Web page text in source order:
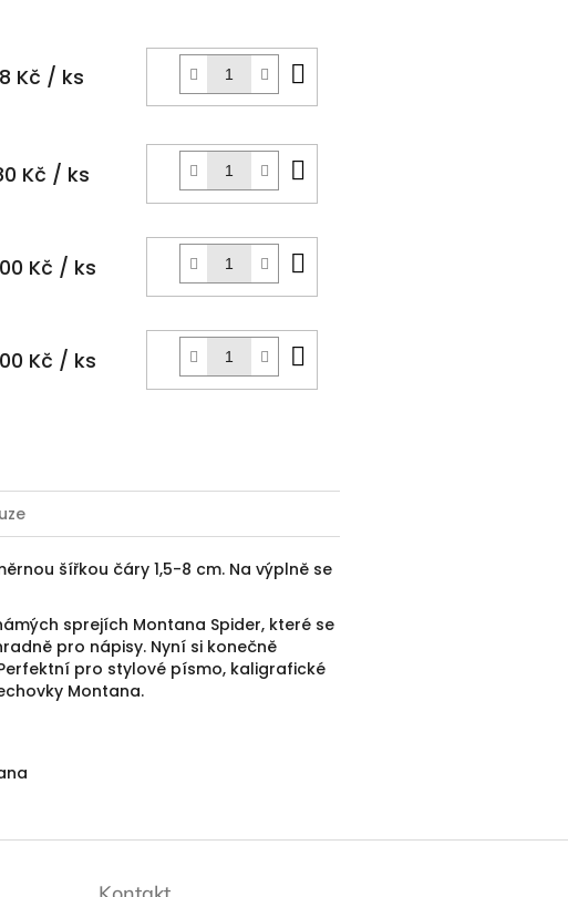
8 Kč / ks
košíku
Kč / ks
košíku
Kč / ks
košíku
Kč / ks
košíku
šířkou čáry 1,5-8 cm. Na výplně se
sprejích Montana Spider, které se
pro nápisy. Nyní si konečně
pro stylové písmo, kaligrafické
Montana.